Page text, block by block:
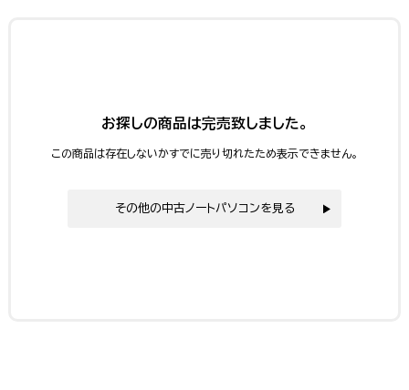
お探しの商品は完売致しました。
この商品は存在しないかすでに売り切れたため表示できません。
その他の中古ノートパソコンを見る